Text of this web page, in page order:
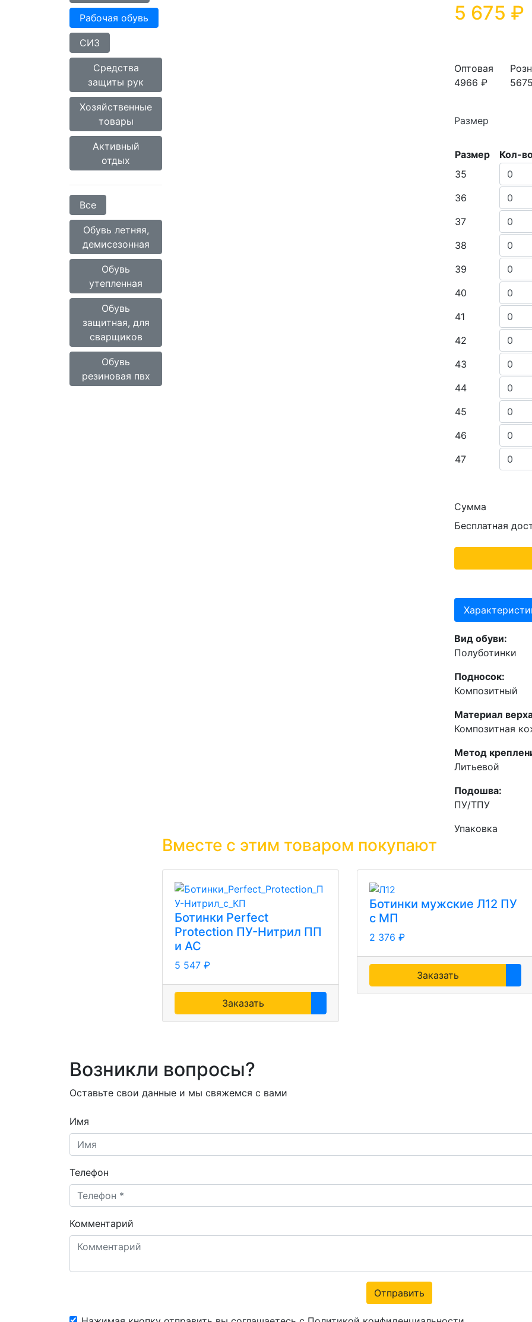
5 675 ₽
Оптовая
4966 ₽
Размер
Размер
Кол-
35
36
37
38
39
40
41
42
43
44
45
46
47
Сумма
Бесплатная
Вид обуви:
Полуботинки
Подносок:
Композитный
Материал
Композитная
Метод
Литьевой
Подошва:
ПУ/ТПУ
Упаковка
Вместе с этим товаром покупают
Ботинки Perfect
Protection ПУ-Нитрил ПП
и АС
5 547 ₽
Заказать
Ботинки мужские Л12 ПУ
с МП
2 376 ₽
Заказать
Рабочая обувь
СИЗ
Средства
защиты рук
Хозяйственные
товары
Активный
отдых
Все
Обувь летняя,
демисезонная
Обувь
утепленная
Обувь
защитная, для
сварщиков
Обувь
резиновая пвх
Возникли вопросы?
Оставьте свои данные и мы свяжемся с вами
Имя
Телефон
Комментарий
Отправить